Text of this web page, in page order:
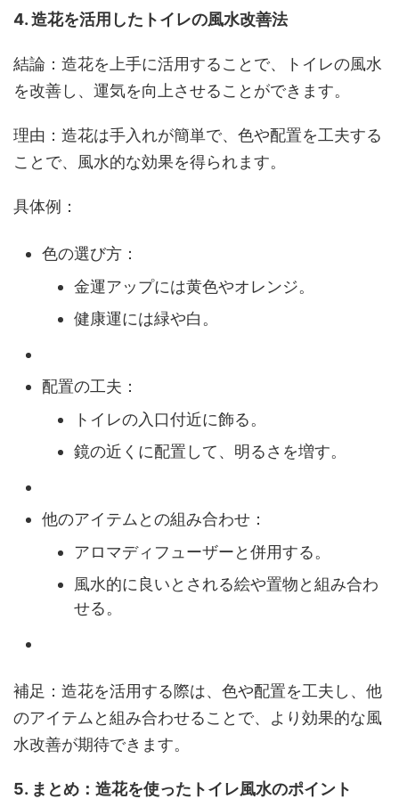
4. 造花を活用したトイレの風水改善法
結論：造花を上手に活用することで、トイレの風水
を改善し、運気を向上させることができます。
理由：造花は手入れが簡単で、色や配置を工夫する
ことで、風水的な効果を得られます。
具体例：
色の選び方：
金運アップには黄色やオレンジ。
健康運には緑や白。
配置の工夫：
トイレの入口付近に飾る。
鏡の近くに配置して、明るさを増す。
他のアイテムとの組み合わせ：
アロマディフューザーと併用する。
風水的に良いとされる絵や置物と組み合わ
せる。
補足：造花を活用する際は、色や配置を工夫し、他
のアイテムと組み合わせることで、より効果的な風
水改善が期待できます。
5. まとめ：造花を使ったトイレ風水のポイント